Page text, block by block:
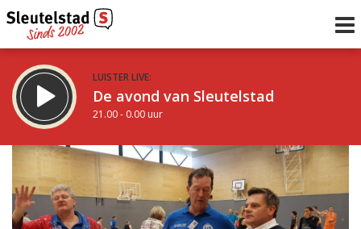
LUISTER LIVE:
De avond van Sleutelstad
21.00 - 0.00 uur
STRAKS:
De nacht van Sleutelstad
0.00 - 6.00 uur
Vorig uur
uur 1 van 0 Volgend uur